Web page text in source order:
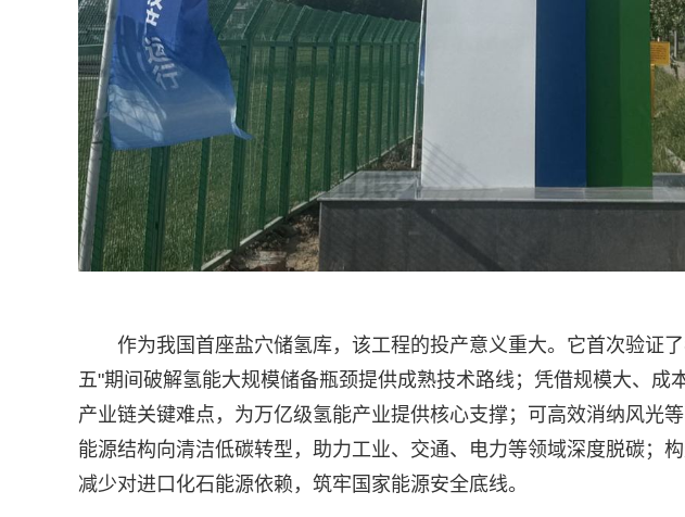
作为我国首座盐穴储氢库，该工程的投产意义重大。它首次验证
五"期间破解氢能大规模储备瓶颈提供成熟技术路线；凭借规模大、成
产业链关键难点，为万亿级氢能产业提供核心支撑；可高效消纳风光
能源结构向清洁低碳转型，助力工业、交通、电力等领域深度脱碳；
减少对进口化石能源依赖，筑牢国家能源安全底线。